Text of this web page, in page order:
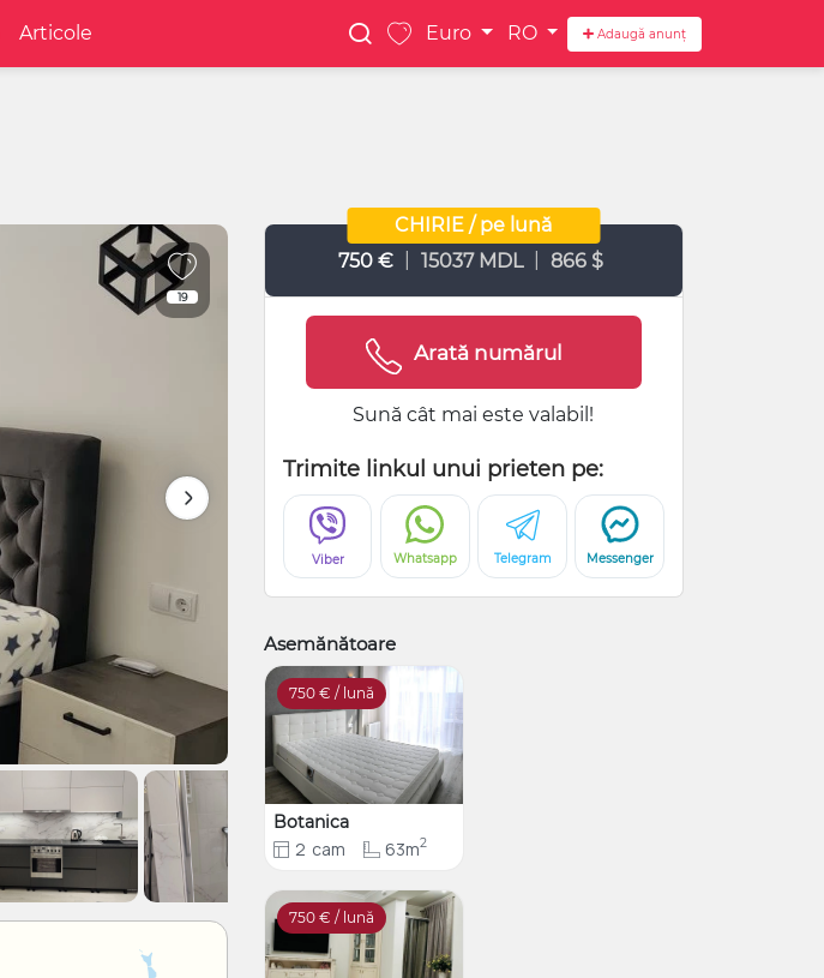
Articole Euro RO Adaugă anunț
19
CHIRIE / pe lună
750 €
15037 MDL 866 $
Arată numărul
Sună cât mai este valabil!
Trimite linkul unui prieten pe:
Viber Whatsapp Telegram Messenger
Asemănătoare
750 € / lună
Botanica
2 cam 63m2
750 € / lună